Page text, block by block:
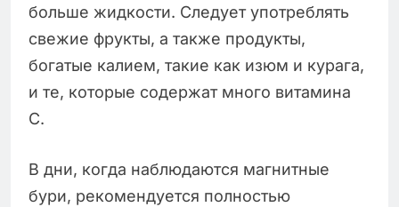
больше жидкости. Следует употреблять
свежие фрукты, а также продукты,
богатые калием, такие как изюм и курага,
и те, которые содержат много витамина
C.
В дни, когда наблюдаются магнитные
бури, рекомендуется полностью